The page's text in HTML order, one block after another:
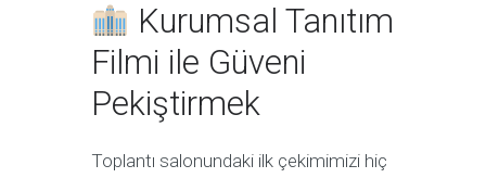
Kurumsal Tanıtım
Filmi ile Güveni
Pekiştirmek
Toplantı salonundaki ilk çekimimizi hiç